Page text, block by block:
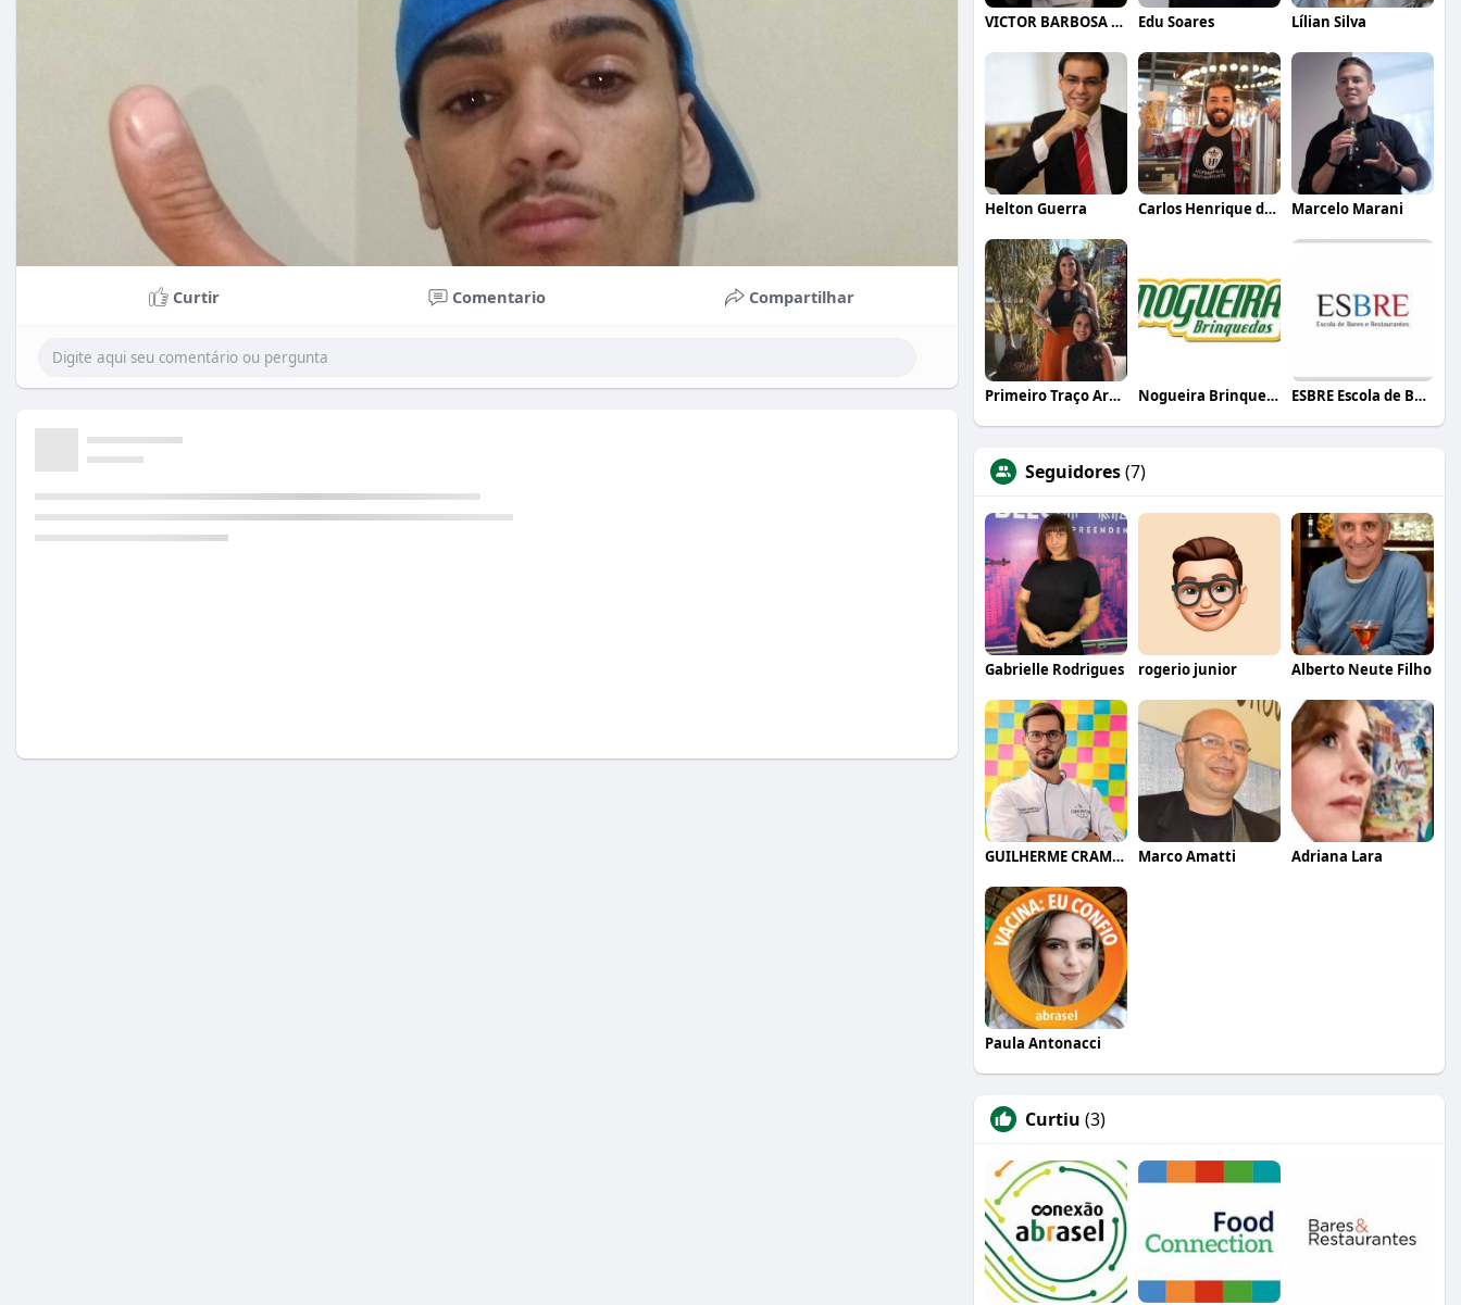
Curtir Comentario Compartilhar
VICTOR BARBOSA QUARANTA Edu Soares Lílian Silva
Helton Guerra Carlos Henrique de Faria Vasconcelos Marcelo Marani
Primeiro Traço Arquitetura Nogueira Brinquedos ESBRE Escola de Bares e Restaurantes
Seguidores(7)
Gabrielle Rodrigues rogerio junior Alberto Neute Filho
GUILHERME CRAMER BALLE Marco Amatti Adriana Lara
Paula Antonacci
Curtiu (3)